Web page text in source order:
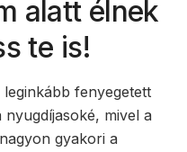
alatt élnek
te is!
fenyegetett
mivel a
gyakori a